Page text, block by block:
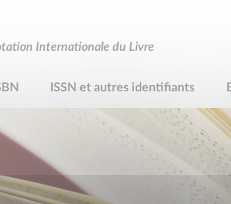
Internationale du Livre
ISSN et autres identifiants